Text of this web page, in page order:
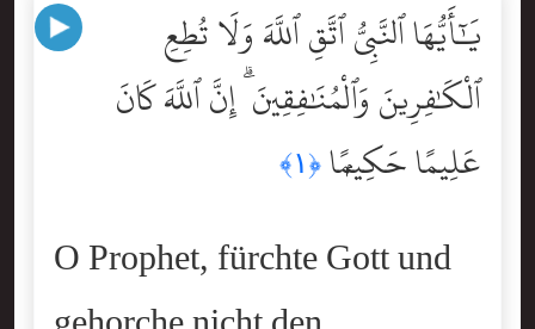
يَٰٓأَيُّهَا ٱلنَّبِىُّ ٱتَّقِ ٱللَّهَ وَلَا تُطِعِ
ٱلْكَٰفِرِينَ وَٱلْمُنَٰفِقِينَ ۗ إِنَّ ٱللَّهَ كَانَ
عَلِيمًا حَكِيمًۭا ﴿١﴾
O Prophet, fürchte Gott und